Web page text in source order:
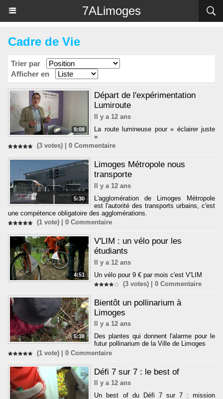
7ALimoges
Cadre de Vie
Trier par
Afficher en
9:08
Départ de l'expérimentation
Lumiroute
Il y a 12 ans
La route lumineuse pour « éclairer juste
»
(3 votes) | 0 Commentaire
5:30
Limoges Métropole nous
transporte
Il y a 12 ans
L'agglomération de Limoges Métropole
est l'autorité des transports urbains, c'est
une compétence obligatoire des agglomérations.
(1 vote) | 0 Commentaire
4:51
V'LIM : un vélo pour les
étudiants
Il y a 12 ans
Un vélo pour 9 € par mois c'est V'LIM
(3 votes) |0 Commentaire
5:38
Bientôt un pollinarium à
Limoges
Il y a 12 ans
Des plantes qui donnent l'alarme pour le
futur pollinarium de la Ville de Limoges
(1 vote) | 0 Commentaire
Défi 7 sur 7 : le best of
Il y a 12 ans
Un best of du Défi 7 sur 7 : mission